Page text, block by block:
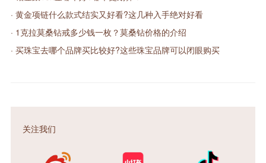
· 黄金项链什么款式结实又好看?这几种入手绝对好看
· 1克拉莫桑钻戒多少钱一枚？莫桑钻价格的介绍
· 买珠宝去哪个品牌买比较好?这些珠宝品牌可以闭眼购买
关注我们